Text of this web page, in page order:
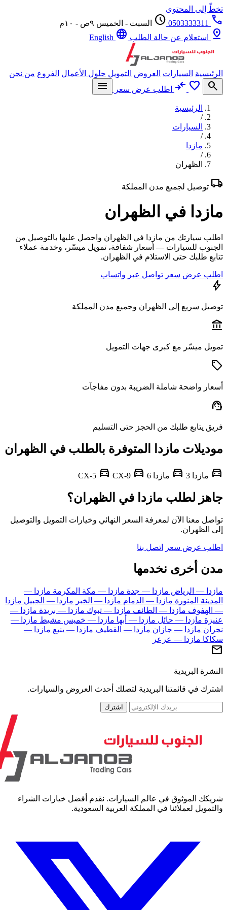
إلى المحتوى
0503333311
scheduleالسبت - الخميس ٩ص - ١٠م
استعلام عن حالة الطلبlanguage
السيارات العروض التمويل حلول الأعمال الفروع من نحن
favorite
compare_arrows اطلب عرض سعر menu
الرئيسية
السيارات
مازدا
الظهران
توصيل لجميع مدن المملكة
في الظهران
سيارتك من مازدا في الظهران واحصل عليها بالتوصيل من
للسيارات — أسعار شفافة، تمويل ميسّر، وخدمة عملاء
طلبك حتى الاستلام في الظهران.
عرض سعر تواصل عبر واتساب
سريع إلى الظهران وجميع مدن المملكة
ميسّر مع كبرى جهات التمويل
واضحة شاملة الضريبة بدون مفاجآت
يتابع طلبك من الحجز حتى التسليم
مازدا المتوفرة بالطلب في الظهران
مازدا 3 directions_carمازدا 6 directions_car
CX-5
directions_carCX-9
لطلب مازدا في الظهران؟
معنا الآن لمعرفة السعر النهائي وخيارات التمويل والتوصيل
الظهران.
عرض سعر اتصل بنا
أخرى نخدمها
— الرياضمازدا — جدة مازدا — مكة المكرمةمازدا —
المنورةمازدا — الدماممازدا — الخبرمازدا — الجبيلمازدا
مازدا — الطائفمازدا — تبوكمازدا — بريدة مازدا —
مازدا — حائلمازدا — أبهامازدا — خميس مشيطمازدا —
مازدا — جازانمازدا — القطيفمازدا — ينبع مازدا —
مازدا — عرعر
البريدية
في قائمتنا البريدية لتصلك أحدث العروض والسيارات.
اشترك
الموثوق في عالم السيارات. نقدم أفضل خيارات الشراء
لعملائنا في المملكة العربية السعودية.